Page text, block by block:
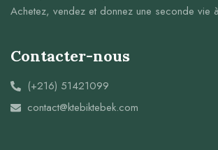
Achetez, vendez et donnez une seconde vie
Contacter-nous
(+216) 51421099
contact@ktebiktebek.com